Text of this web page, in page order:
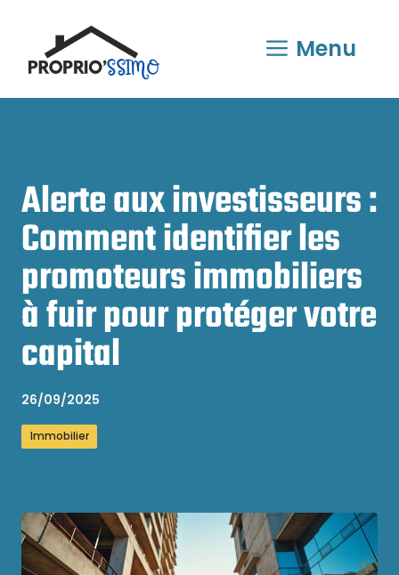
contenu
Menu
Alerte aux investisseurs :
Comment identifier les
promoteurs immobiliers
à fuir pour protéger votre
capital
26/09/2025
Immobilier